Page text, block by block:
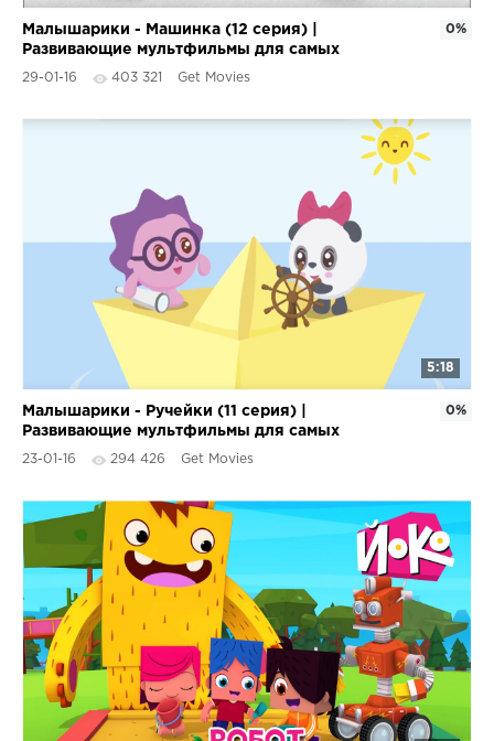
Малышарики - Машинка (12 серия) |
Развивающие мультфильмы для самых
маленьких 1,2,3,4 года
29-01-16 403 321 Get Movies
0%
5:18
Малышарики - Ручейки (11 серия) |
Развивающие мультфильмы для самых
маленьких 1,2,3,4 года
23-01-16 294 426 Get Movies
0%